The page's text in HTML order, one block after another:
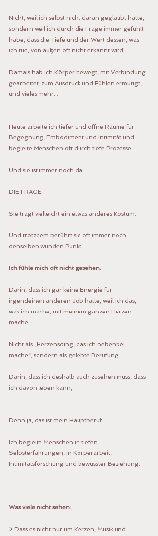
Nicht, weil ich selbst nicht daran geglaubt hätte,
sondern weil ich durch die Frage immer gefühlt
habe, dass die Tiefe und der Wert dessen, was
ich tue, von außen oft nicht erkannt wird.
Damals hab ich Körper bewegt, mit Verbindung
gearbeitet, zum Ausdruck und Fühlen ermutigt,
und vieles mehr...
Heute arbeite ich tiefer und öffne Räume für
Begegnung, Embodiment und Intimität und
begleite Menschen oft durch tiefe Prozesse.
Und sie ist immer noch da.
DIE FRAGE.
Sie trägt vielleicht ein etwas anderes Kostüm.
Und trotzdem berührt sie oft immer noch
denselben wunden Punkt:
Ich fühle mich oft nicht gesehen.
Darin, dass ich gar keine Energie für
irgendeinen anderen Job hätte, weil ich das,
was ich mache, mit meinem ganzen Herzen
mache.
Nicht als „Herzensding, das ich nebenbei
mache“, sondern als gelebte Berufung.
Darin, dass ich deshalb auch zusehen muss, dass
ich davon leben kann,
Denn ja, das ist mein Hauptberuf.
Ich begleite Menschen in tiefen
Selbsterfahrungen, in Körperarbeit,
Intimitätsforschung und bewusster Beziehung.
Was viele nicht sehen:
> Dass es nicht nur um Kerzen, Musik und